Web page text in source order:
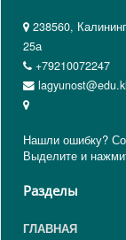
238560,
25а
+79210072247
Нашли ошибку?
Выделите и
Разделы
ГЛАВНАЯ